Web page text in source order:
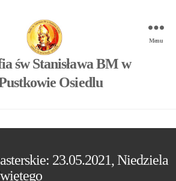
św Stanisława BM w
Osiedlu
Menu
23.05.2021, Niedziela